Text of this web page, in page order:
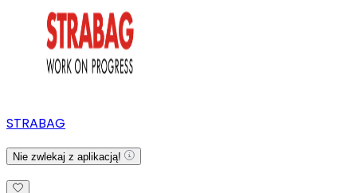
STRABAG
Nie zwlekaj z aplikacją!